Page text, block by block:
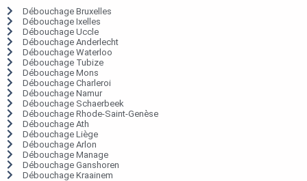
Débouchage Bruxelles
Débouchage Ixelles
Débouchage Uccle
Débouchage Anderlecht
Débouchage Waterloo
Débouchage Tubize
Débouchage Mons
Débouchage Charleroi
Débouchage Namur
Débouchage Schaerbeek
Débouchage Rhode-Saint-Genèse
Débouchage Ath
Débouchage Liège
Débouchage Arlon
Débouchage Manage
Débouchage Ganshoren
Débouchage Kraainem